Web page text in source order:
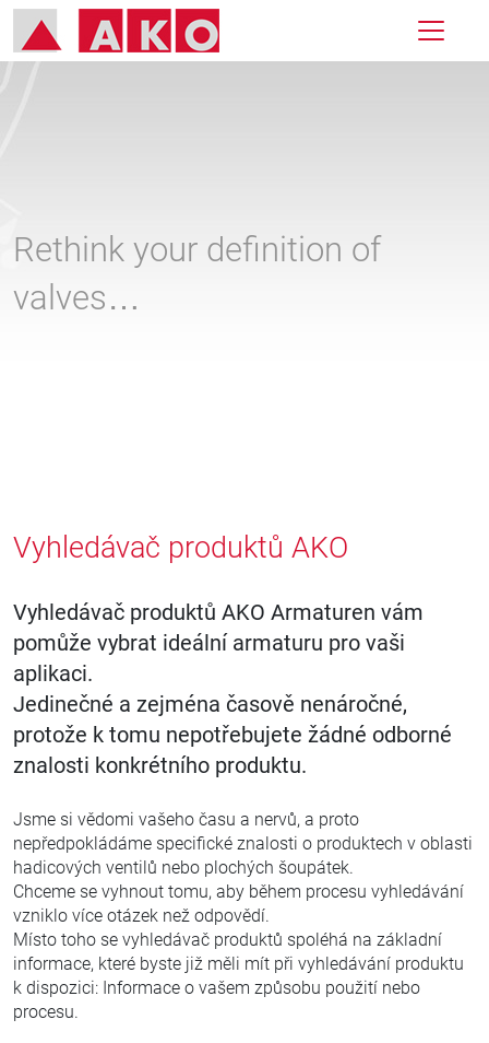
Rethink your definition of
valves…
Vyhledávač produktů AKO
Vyhledávač produktů AKO Armaturen vám
pomůže vybrat ideální armaturu pro vaši
aplikaci.
Jedinečné a zejména časově nenáročné,
protože k tomu nepotřebujete žádné odborné
znalosti konkrétního produktu.
Jsme si vědomi vašeho času a nervů, a proto
nepředpokládáme specifické znalosti o produktech v oblasti
hadicových ventilů nebo plochých šoupátek.
Chceme se vyhnout tomu, aby během procesu vyhledávání
vzniklo více otázek než odpovědí.
Místo toho se vyhledávač produktů spoléhá na základní
informace, které byste již měli mít při vyhledávání produktu
k dispozici: Informace o vašem způsobu použití nebo
procesu.